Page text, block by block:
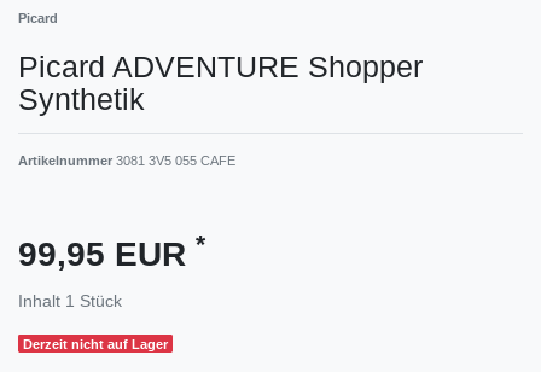
Picard
Picard ADVENTURE Shopper
Synthetik
Artikelnummer 3081 3V5 055 CAFE
99,95 EUR *
Inhalt 1 Stück
Derzeit nicht auf Lager